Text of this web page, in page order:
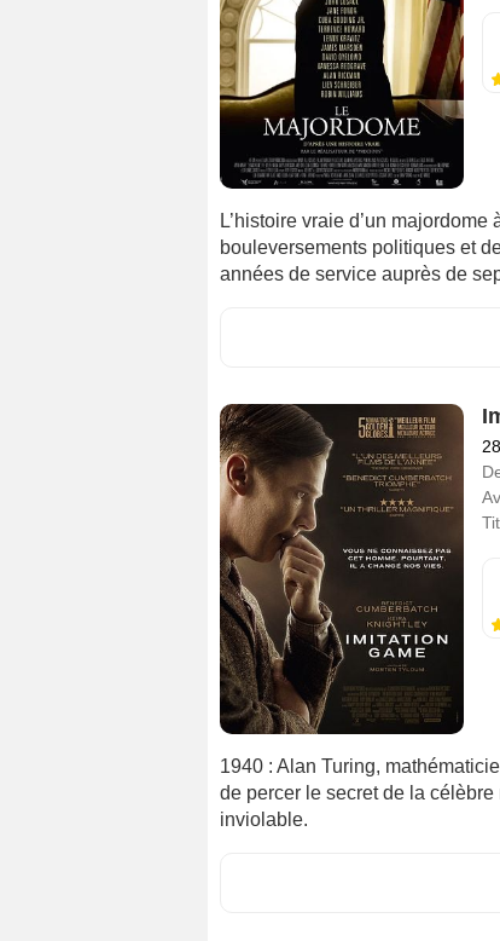
L’histoire vraie d’un
bouleversements politiques et
années de service auprès de
1940 : Alan Turing,
de percer le secret de la
inviolable.